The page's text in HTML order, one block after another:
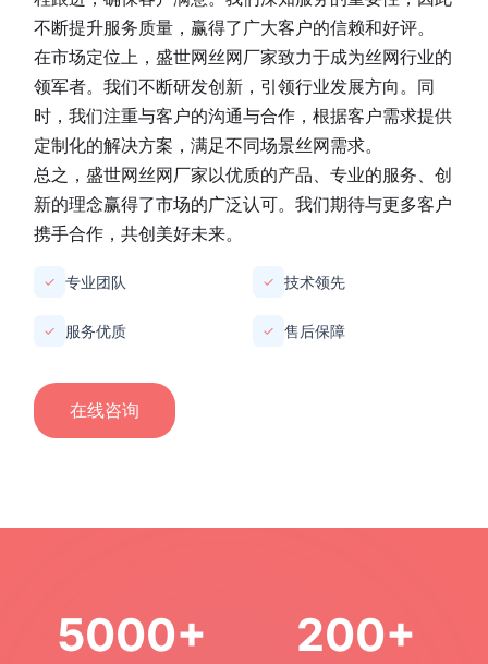
不断提升服务质量，赢得了广大客户的信赖和好评。
在市场定位上， 盛世网丝网厂家致力于成为丝网行业的
领军者。我们不断研发创新，引领行业发展方向。同
时，我们注重与客户的沟通与合作，根据客户需求提供
定制化的解决方案，满足不同场景丝网需求。
总之， 盛世网丝网厂家以优质的产品、专业的服务、创
新的理念赢得了市场的广泛认可。我们期待与更多客户
携手合作，共创美好未来。
✓ 专业团队 ✓ 技术领先
✓ 服务优质 ✓ 售后保障
在线咨询
5000+ 200+